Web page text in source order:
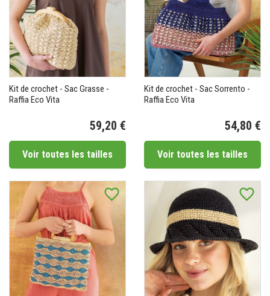
Kit de crochet - Sac Grasse -
Raffia Eco Vita
59,20 €
Voir toutes les tailles
Kit de crochet - Sac Sorrento -
Raffia Eco Vita
54,80 €
Voir toutes les tailles
favorite_border favorite_border